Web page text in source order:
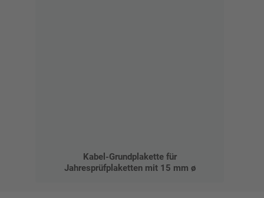
Kabel-Grundplakette für
Jahresprüfplaketten mit 15 mm ø